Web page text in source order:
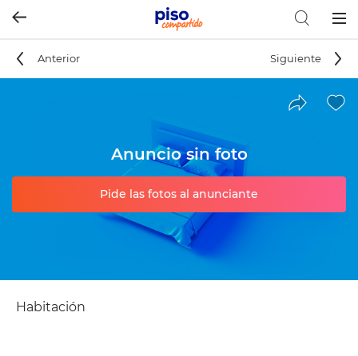
Anterior Siguiente
Anuncio sin foto
Pide las fotos al anunciante
Habitación